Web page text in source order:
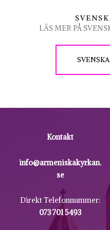
LÄS MER PÅ
Kontakt
info@armeniskakyrkan.
se
Direkt Telefonnummer:
073 701 5493